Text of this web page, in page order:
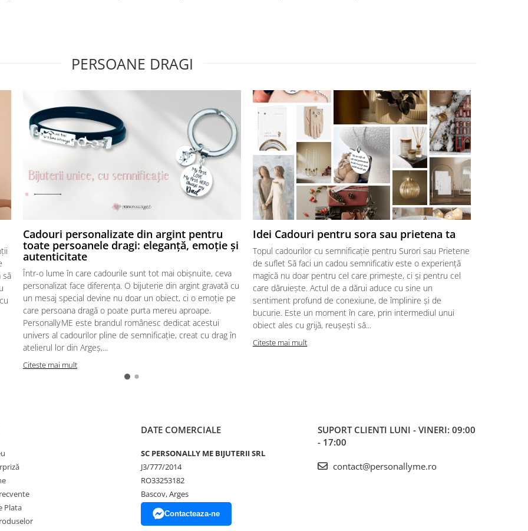
PERSOANE DRAGI
să
Cadouri personalizate din argint pentru
toate persoanele dragi: eleganță, emoție și
autenticitate
Într-o lume în care cadourile sunt tot mai obișnuite, ceva
personalizat face diferența. O bijuterie din argint gravată cu
un mesaj special devine nu doar un obiect, ci o emoție pe
care persoana dragă o poate purta mereu aproape.
Personally ME este brandul românesc dedicat acestui
univers al cadourilor pline de semnificație, creat cu drag în
atelierul lor din Argeș,...
Citeste mai mult
Idei Cadouri pentru sora sau prietena ta
Topul cadourilor cu semnificație pentru Surori sau Prietene
de suflet Să faci un cadou semnificativ este o experiență
magică nu doar pentru cel care primește, ci și pentru cel
care dăruiește. Actul de a dărui aduce cu sine un
sentiment profund de conexiune, de împlinire și de
bucurie. Este un moment în care, prin intermediul unui
obiect ales cu grijă, reușești să...
Citeste mai mult
Plata
DATE COMERCIALE
SC PERSONALLY ME BIJUTERII SRL
J3/777/2014
RO33253182
Bascov, Arges
Contacteaza-ne
SUPORT CLIENTI LUNI - VINERI: 09:00
- 17:00
contact@personallyme.ro